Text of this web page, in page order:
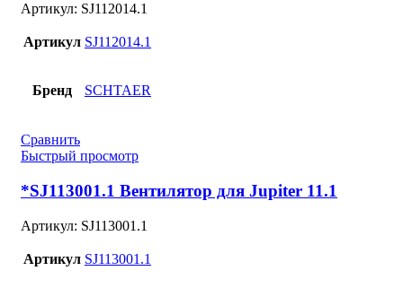
Артикул: SJ112014.1
Артикул SJ112014.1
Бренд SCHTAER
Сравнить
Быстрый просмотр
*SJ113001.1 Вентилятор для Jupiter 11.1
Артикул: SJ113001.1
Артикул SJ113001.1